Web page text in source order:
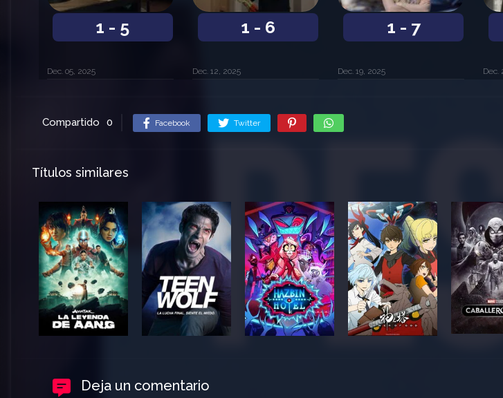
1 - 5
Dec. 05, 2025
1 - 6
Dec. 12, 2025
1 - 7
Dec. 19, 2025 Dec.
Compartido 0 Facebook Twitter
Títulos similares
Deja un comentario